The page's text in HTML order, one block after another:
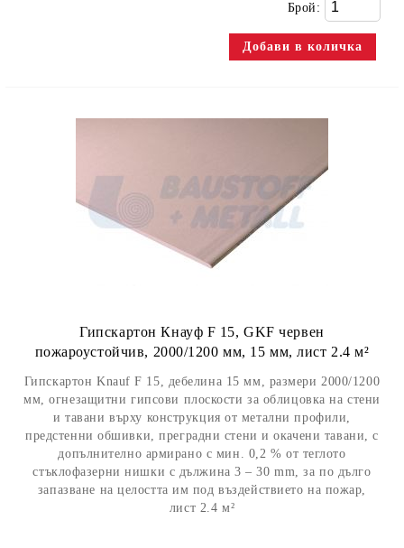
Брой:
Гипскартон Кнауф F 15, GKF червен
пожароустойчив, 2000/1200 мм, 15 мм, лист 2.4 м²
Гипскартон Knauf F 15, дебелина 15 мм, размери 2000/1200
мм, огнезащитни гипсови плоскости за облицовка на стени
и тавани върху конструкция от метални профили,
предстенни обшивки, преградни стени и окачени тавани, с
допълнително армирано с мин. 0,2 % от теглото
стъклофазерни нишки с дължина 3 – 30 mm, за по дълго
запазване на целостта им под въздействието на пожар,
лист 2.4 м²